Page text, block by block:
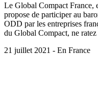
Le Global Compact France,
propose de participer au
ODD par les entreprises
du Global Compact, ne
21 juillet 2021 - En France